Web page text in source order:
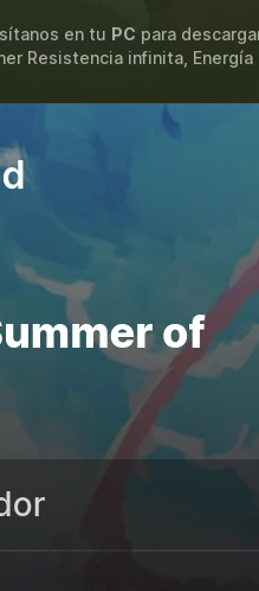
en tu PC para
Resistencia infinita, Energía